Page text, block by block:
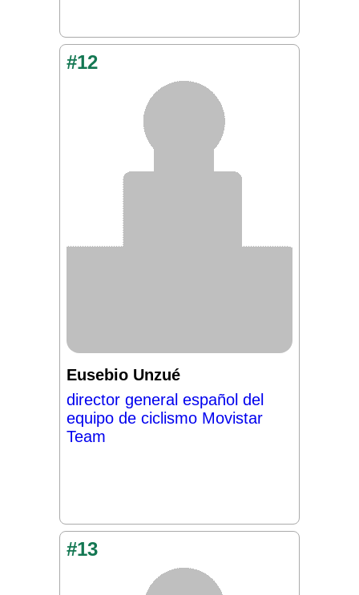
#12
Eusebio Unzué
director general español del
equipo de ciclismo Movistar
Team
#13